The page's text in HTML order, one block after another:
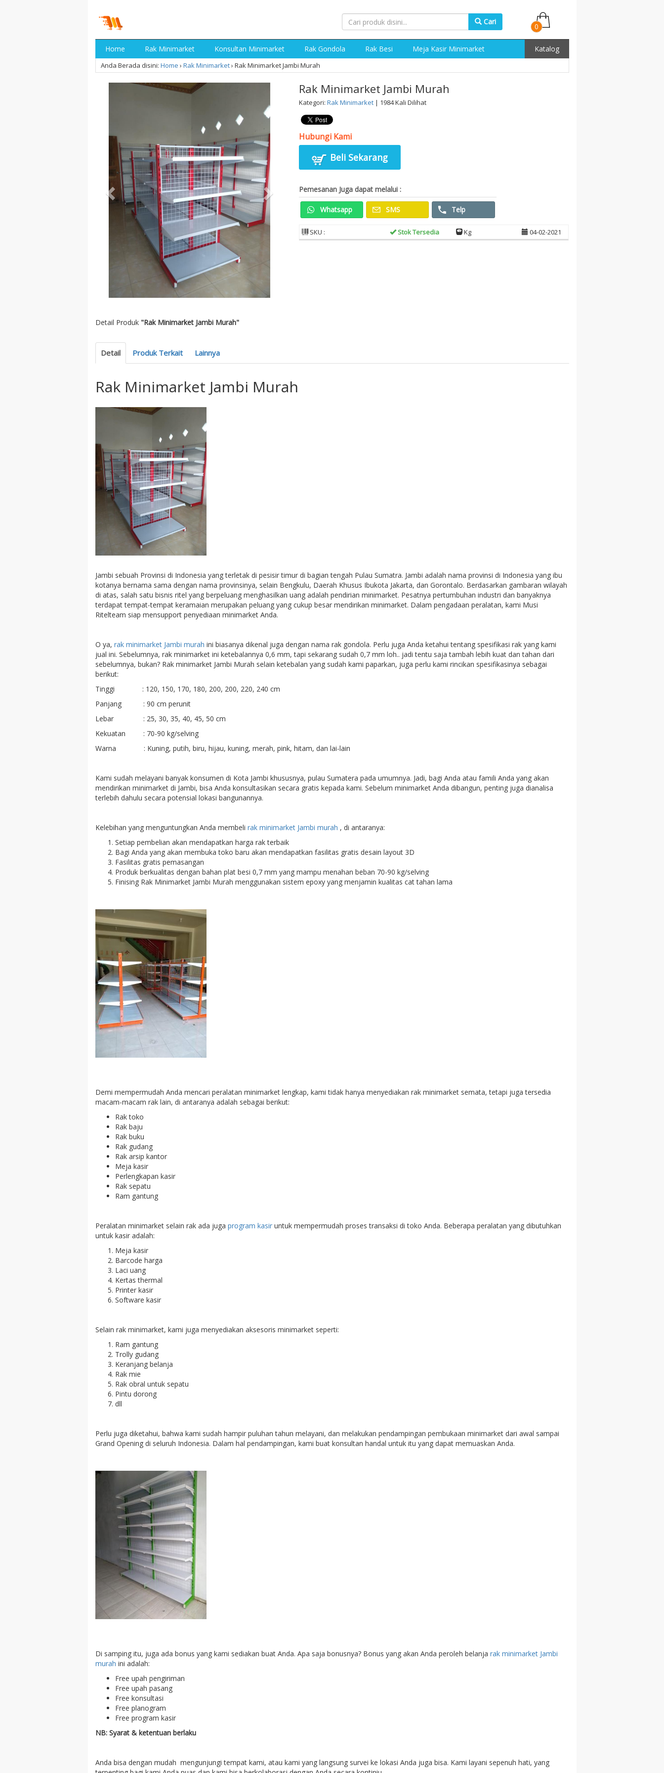
Cari
0
Home Rak Minimarket Konsultan Minimarket Rak Gondola Rak Besi Meja Kasir Minimarket Katalog
Anda Berada disini: Home › Rak Minimarket› Rak Minimarket Jambi Murah
Rak Minimarket Jambi Murah
Kategori: Rak Minimarket| 1984 Kali Dilihat
Hubungi Kami
Beli Sekarang
Pemesanan Juga dapat melalui :
Whatsapp SMS Telp
SKU : Stok Tersedia Kg 04-02-2021
Detail Produk "Rak Minimarket Jambi Murah"
Detail Produk Terkait Lainnya
Rak Minimarket Jambi Murah
Jambi sebuah Provinsi di Indonesia yang terletak di pesisir timur di bagian tengah Pulau Sumatra. Jambi adalah nama provinsi di Indonesia yang ibu
kotanya bernama sama dengan nama provinsinya, selain Bengkulu, Daerah Khusus Ibukota Jakarta, dan Gorontalo. Berdasarkan gambaran wilayah
di atas, salah satu bisnis ritel yang berpeluang menghasilkan uang adalah pendirian minimarket. Pesatnya pertumbuhan industri dan banyaknya
terdapat tempat-tempat keramaian merupakan peluang yang cukup besar mendirikan minimarket. Dalam pengadaan peralatan, kami Musi
Ritelteam siap mensupport penyediaan minimarket Anda.
O ya, rak minimarket Jambi murah ini biasanya dikenal juga dengan nama rak gondola. Perlu juga Anda ketahui tentang spesifikasi rak yang kami
jual ini. Sebelumnya, rak minimarket ini ketebalannya 0,6 mm, tapi sekarang sudah 0,7 mm loh.. jadi tentu saja tambah lebih kuat dan tahan dari
sebelumnya, bukan? Rak minimarket Jambi Murah selain ketebalan yang sudah kami paparkan, juga perlu kami rincikan spesifikasinya sebagai
berikut:
Tinggi : 120, 150, 170, 180, 200, 200, 220, 240 cm
Panjang : 90 cm perunit
Lebar : 25, 30, 35, 40, 45, 50 cm
Kekuatan : 70-90 kg/selving
Warna : Kuning, putih, biru, hijau, kuning, merah, pink, hitam, dan lai-lain
Kami sudah melayani banyak konsumen di Kota Jambi khususnya, pulau Sumatera pada umumnya. Jadi, bagi Anda atau famili Anda yang akan
mendirikan minimarket di Jambi, bisa Anda konsultasikan secara gratis kepada kami. Sebelum minimarket Anda dibangun, penting juga dianalisa
terlebih dahulu secara potensial lokasi bangunannya.
Kelebihan yang menguntungkan Anda membeli rak minimarket Jambi murah , di antaranya:
Setiap pembelian akan mendapatkan harga rak terbaik
Bagi Anda yang akan membuka toko baru akan mendapatkan fasilitas gratis desain layout 3D
Fasilitas gratis pemasangan
Produk berkualitas dengan bahan plat besi 0,7 mm yang mampu menahan beban 70-90 kg/selving
Finising Rak Minimarket Jambi Murah menggunakan sistem epoxy yang menjamin kualitas cat tahan lama
Demi mempermudah Anda mencari peralatan minimarket lengkap, kami tidak hanya menyediakan rak minimarket semata, tetapi juga tersedia
macam-macam rak lain, di antaranya adalah sebagai berikut:
Rak toko
Rak baju
Rak buku
Rak gudang
Rak arsip kantor
Meja kasir
Perlengkapan kasir
Rak sepatu
Ram gantung
Peralatan minimarket selain rak ada juga program kasiruntuk mempermudah proses transaksi di toko Anda. Beberapa peralatan yang dibutuhkan
untuk kasir adalah:
Meja kasir
Barcode harga
Laci uang
Kertas thermal
Printer kasir
Software kasir
Selain rak minimarket, kami juga menyediakan aksesoris minimarket seperti:
Ram gantung
Trolly gudang
Keranjang belanja
Rak mie
Rak obral untuk sepatu
Pintu dorong
dll
Perlu juga diketahui, bahwa kami sudah hampir puluhan tahun melayani, dan melakukan pendampingan pembukaan minimarket dari awal sampai
Grand Opening di seluruh Indonesia. Dalam hal pendampingan, kami buat konsultan handal untuk itu yang dapat memuaskan Anda.
Di samping itu, juga ada bonus yang kami sediakan buat Anda. Apa saja bonusnya? Bonus yang akan Anda peroleh belanja rak minimarket Jambi
murah ini adalah:
Free upah pengiriman
Free upah pasang
Free konsultasi
Free planogram
Free program kasir
NB: Syarat & ketentuan berlaku
Anda bisa dengan mudah mengunjungi tempat kami, atau kami yang langsung survei ke lokasi Anda juga bisa. Kami layani sepenuh hati, yang